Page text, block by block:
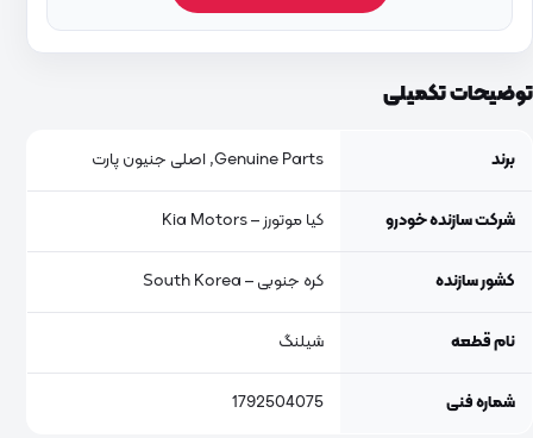
توضیحات تکمیلی
برند Genuine Parts, اصلی جنیون پارت
شرکت سازنده خودرو کیا موتورز – Kia Motors
کشور سازنده کره جنوبی – South Korea
نام قطعه شیلنگ
شماره فنی 1792504075